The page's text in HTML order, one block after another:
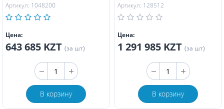
Артикул: 1048200
Цена:
643 685 KZT (за шт)
В корзину
Артикул: 128512
Цена:
1 291 985 KZT (за шт)
В корзину